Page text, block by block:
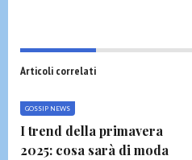
Articoli correlati
GOSSIP NEWS
I trend della primavera
2025: cosa sarà di moda